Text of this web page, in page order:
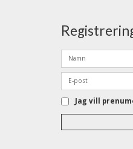
Jag vill